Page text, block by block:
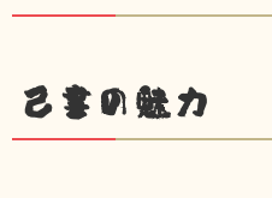
己書の魅力